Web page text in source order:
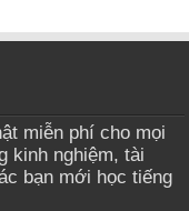
miễn phí cho mọi
kinh nghiệm, tài
bạn mới học tiếng